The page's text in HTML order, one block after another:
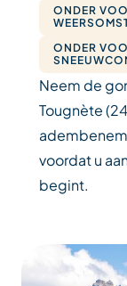
ONDER
ONDER
Neem de
Tougnète
voordat u
begint.